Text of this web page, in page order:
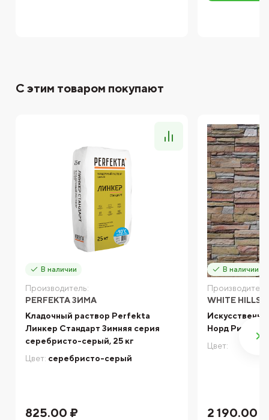
С этим товаром покупают
В наличии
Производитель:
PERFEKTA ЗИМА
Кладочный раствор Perfekta
Линкер Стандарт Зимняя серия
серебристо-серый, 25 кг
Цвет: серебристо-серый
825.00 ₽
В наличии
WHITE HILLS
Норд Ридж
Цвет:
2 190.00 ₽